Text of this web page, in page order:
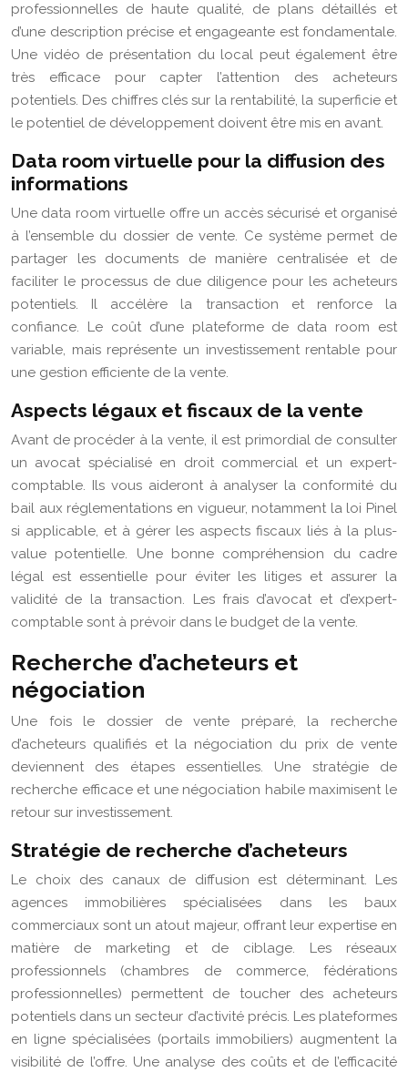
professionnelles de haute qualité, de plans détaillés et
d’une description précise et engageante est fondamentale.
Une vidéo de présentation du local peut également être
très efficace pour capter l’attention des acheteurs
potentiels. Des chiffres clés sur la rentabilité, la superficie et
le potentiel de développement doivent être mis en avant.
Data room virtuelle pour la diffusion des
informations
Une data room virtuelle offre un accès sécurisé et organisé
à l’ensemble du dossier de vente. Ce système permet de
partager les documents de manière centralisée et de
faciliter le processus de due diligence pour les acheteurs
potentiels. Il accélère la transaction et renforce la
confiance. Le coût d’une plateforme de data room est
variable, mais représente un investissement rentable pour
une gestion efficiente de la vente.
Aspects légaux et fiscaux de la vente
Avant de procéder à la vente, il est primordial de consulter
un avocat spécialisé en droit commercial et un expert-
comptable. Ils vous aideront à analyser la conformité du
bail aux réglementations en vigueur, notamment la loi Pinel
si applicable, et à gérer les aspects fiscaux liés à la plus-
value potentielle. Une bonne compréhension du cadre
légal est essentielle pour éviter les litiges et assurer la
validité de la transaction. Les frais d’avocat et d’expert-
comptable sont à prévoir dans le budget de la vente.
Recherche d’acheteurs et
négociation
Une fois le dossier de vente préparé, la recherche
d’acheteurs qualifiés et la négociation du prix de vente
deviennent des étapes essentielles. Une stratégie de
recherche efficace et une négociation habile maximisent le
retour sur investissement.
Stratégie de recherche d’acheteurs
Le choix des canaux de diffusion est déterminant. Les
agences immobilières spécialisées dans les baux
commerciaux sont un atout majeur, offrant leur expertise en
matière de marketing et de ciblage. Les réseaux
professionnels (chambres de commerce, fédérations
professionnelles) permettent de toucher des acheteurs
potentiels dans un secteur d’activité précis. Les plateformes
en ligne spécialisées (portails immobiliers) augmentent la
visibilité de l’offre. Une analyse des coûts et de l’efficacité